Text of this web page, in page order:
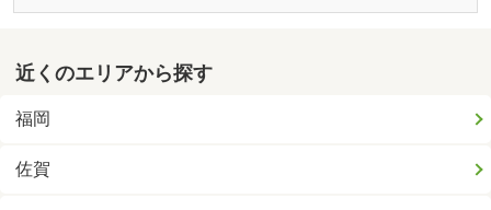
近くのエリアから探す
福岡
佐賀